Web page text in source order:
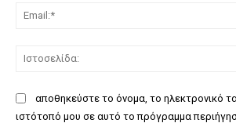
αποθηκεύστε το όνομα, το ηλεκτρονικό
ιστότοπό μου σε αυτό το πρόγραμμα